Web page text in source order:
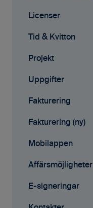
Tid & Kvitton
Projekt
Fakturering (ny)
Kontakter
Avtal
Affärsmöjligheter
Rapporter
Samarbete
Mobilappen
Licenser
Tid & Kvitton
Projekt
Uppgifter
Fakturering
Fakturering (ny)
Mobilappen
Affärsmöjligheter
E-signeringar